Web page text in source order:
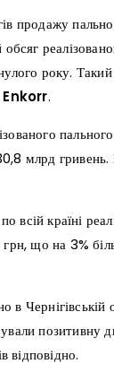
продажу
року.
Enkorr.
млрд гривень.
країні
що на 3%
в
позитивну
відповідно.